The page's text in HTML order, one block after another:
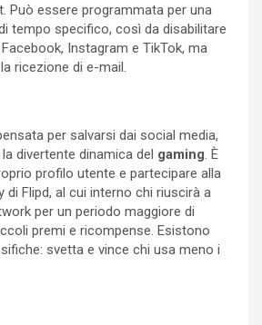
Può essere programmata per una
tempo specifico, così da disabilitare
Instagram e TikTok, ma
ricezione di e-mail.
per salvarsi dai social media,
divertente dinamica del gaming. È
profilo utente e partecipare alla
di Flipd, al cui interno chi riuscirà a
per un periodo maggiore di
premi e ricompense. Esistono
svetta e vince chi usa meno i